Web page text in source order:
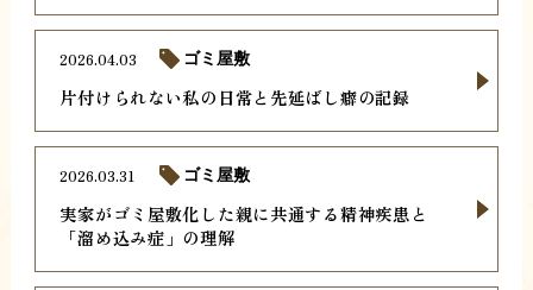
片付けられない私の日常と先延ばし癖の記録
2026.04.03 ゴミ屋敷
実家がゴミ屋敷化した親に共通する精神疾患と
「溜め込み症」の理解
2026.03.31 ゴミ屋敷